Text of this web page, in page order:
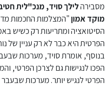
מסבירהלילך סויד, מנכ"לית
מוקד אמון"המצלמות החכמות
הסיטואציה ומתריעות רק כשיש
הפרטית היא כבר לא רק עניין של
בנוסף, אומרת סויד, מערכות
הפכו לנגישות גם לצרכן הפרטי,
הפרטי לנגיש יותר. מערכות